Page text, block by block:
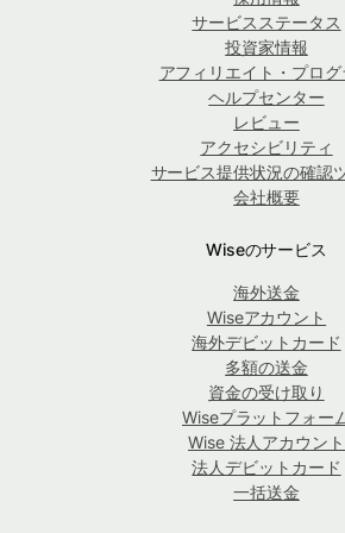
サービスステータス
投資家情報
アフィリエイト・プログ
ヘルプセンター
レビュー
アクセシビリティ
サービス提供状況の確認
会社概要
Wiseのサービス
海外送金
Wiseアカウント
海外デビットカード
多額の送金
資金の受け取り
Wiseプラットフォー
Wise 法人アカウント
法人デビットカード
一括送金